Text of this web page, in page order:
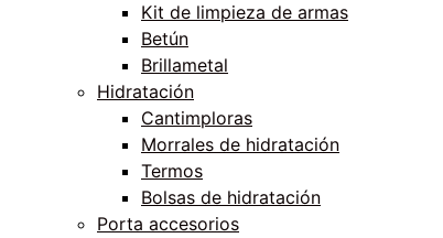
Kit de limpieza de armas
Betún
Brillametal
Hidratación
Cantimploras
Morrales de hidratación
Termos
Bolsas de hidratación
Porta accesorios